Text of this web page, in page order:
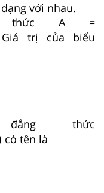
với nhau.
thức A =
trị của biểu
đẳng thức
có tên là